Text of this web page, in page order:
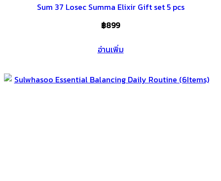
Sum 37 Losec Summa Elixir Gift set 5 pcs
฿899
อ่านเพิ่ม